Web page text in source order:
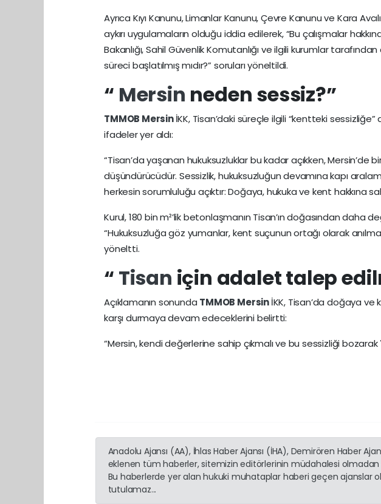
Ayrıca Kıyı Kanunu, Limanlar Kanunu, Çevre Kanunu ve Kara
aykırı uygulamaların olduğu iddia edilerek, “Bu çalışmalar
Bakanlığı, Sahil Güvenlik Komutanlığı ve ilgili kurumlar tarafından
süreci başlatılmış mıdır?” soruları yöneltildi.
“ Mersin neden sessiz?”
TMMOB MersinİKK, Tisan’daki süreçle ilgili “kentteki
ifadeler yer aldı:
“Tisan’da yaşanan hukuksuzluklar bu kadar açıkken, Mersin’de
düşündürücüdür. Sessizlik, hukuksuzluğun devamına kapı
herkesin sorumluluğu açıktır: Doğaya, hukuka ve kent hakkına
Kurul, 180 bin m²’lik betonlaşmanın Tisan’ın doğasından daha
“Hukuksuzluğa göz yumanlar, kent suçunun ortağı olarak
yöneltti.
“ Tisan için adalet talep
Açıklamanın sonunda TMMOB MersinİKK, Tisan’da doğaya ve
karşı durmaya devam edeceklerini belirtti:
“Mersin, kendi değerlerine sahip çıkmalı ve bu sessizliği bozarak
Anadolu Ajansı (AA), İhlas Haber Ajansı (İHA), Demirören Haber
eklenen tüm haberler, sitemizin editörlerinin müdahalesi olmadan
Bu haberlerde yer alan hukuki muhataplar haberi geçen ajanslar
tutulamaz...